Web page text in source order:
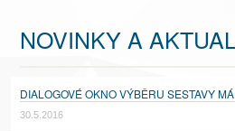
NOVINKY A
DIALOGOVÉ OKNO VÝBĚRU SESTAVY
30.5.2016